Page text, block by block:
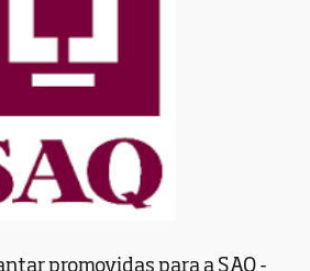
promovidas para a SAQ -